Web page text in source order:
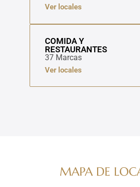
Ver locales
COMIDA Y
RESTAURANTES
37 Marcas
Ver locales
MAPA DE